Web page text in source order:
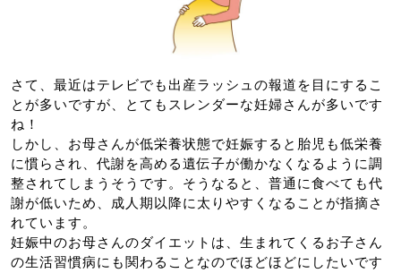
さて、最近はテレビでも出産ラッシュの報道を目にするこ
とが多いですが、とてもスレンダーな妊婦さんが多いです
ね！
しかし、お母さんが低栄養状態で妊娠すると胎児も低栄養
に慣らされ、代謝を高める遺伝子が働かなくなるように調
整されてしまうそうです。そうなると、普通に食べても代
謝が低いため、成人期以降に太りやすくなることが指摘さ
れています。
妊娠中のお母さんのダイエットは、生まれてくるお子さん
の生活習慣病にも関わることなのでほどほどにしたいです